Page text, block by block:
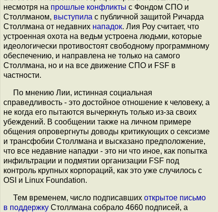
несмотря на прошлые конфликты с Фондом СПО и
Столлманом, выступила с публичной защитой Ричарда
Столлмана от недавних нападок. Лия Роу считает, что
устроенная охота на ведьм устроена людьми, которые
идеологически противостоят свободному программному
обеспечению, и направлена не только на самого
Столлмана, но и на все движение СПО и FSF в
частности.
По мнению Лии, истинная социальная
справедливость - это достойное отношение к человеку, а
не когда его пытаются вычеркнуть только из-за своих
убеждений. В сообщении также на личном примере
общения опровергнуты доводы критикующих о сексизме
и трансфобии Столлмана и высказано предположение,
что все недавние нападки - это ни что иное, как попытка
инфильтрации и подмятии организации FSF под
контроль крупных корпораций, как это уже случилось с
OSI и Linux Foundation.
Тем временем, число подписавших открытое письмо
в поддержку Столлмана собрало 4660 подписей, а